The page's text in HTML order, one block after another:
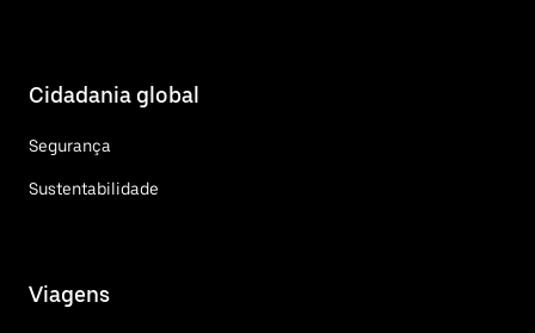
Cidadania global
Segurança
Sustentabilidade
Viagens